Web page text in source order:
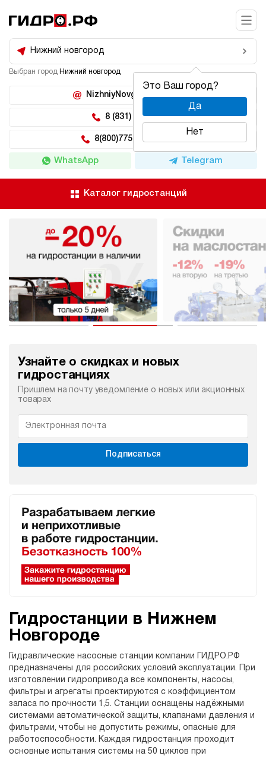
Нижний новгород
Это Ваш город?
Да
Нет
Выбран город Нижний новгород
NizhniyNovgorod@hidro.ru
8 (831) 266-47-71
8(800)775-04-62 доб 5
WhatsApp Telegram
Каталог гидростанций
Узнайте о скидках и новых
гидростанциях
Пришлем на почту уведомление о новых или акционных
товарах
Подписаться
Гидростанции в Нижнем
Новгороде
Гидравлические насосные станции компании ГИДРО.РФ
предназначены для российских условий эксплуатации. При
изготовлении гидропривода все компоненты, насосы,
фильтры и агрегаты проектируются с коэффициентом
запаса по прочности 1,5. Станции оснащены надёжными
системами автоматической защиты, клапанами давления и
фильтрами, чтобы не допустить режимы, опасные для
работоспособности. Каждая гидростанция проходит
основные испытания системы на 50 циклов при